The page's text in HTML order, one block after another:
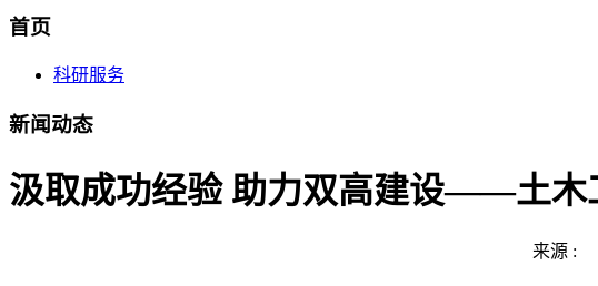
首页
科研服务
新闻动态
汲取成功经验 助力双高建设——土木
来源 :